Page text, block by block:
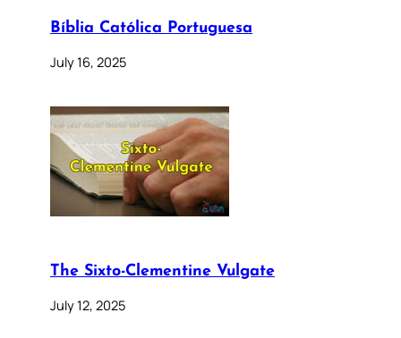
Bíblia Católica Portuguesa
July 16, 2025
The Sixto-Clementine Vulgate
July 12, 2025